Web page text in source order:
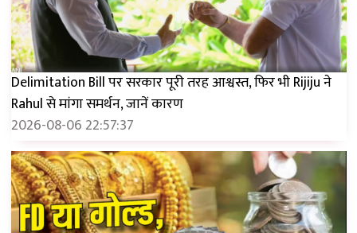
Delimitation Bill पर सरकार पूरी तरह आश्वस्त, फिर भी Rijiju ने
Rahul से मांगा समर्थन, जानें कारण
2026-08-06 22:57:37